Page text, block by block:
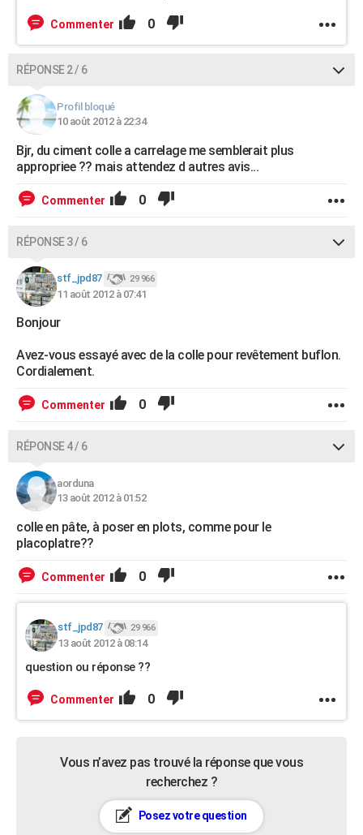
Commenter 0
RÉPONSE 2 / 6
Profil bloqué
10 août 2012 à 22:34
Bjr, du ciment colle a carrelage me semblerait plus
appropriee ?? mais attendez d autres avis...
Commenter 0
RÉPONSE 3 / 6
stf_jpd87 29 966
11 août 2012 à 07:41
Bonjour
Avez-vous essayé avec de la colle pour revêtement buflon.
Cordialement.
Commenter 0
RÉPONSE 4 / 6
aorduna
13 août 2012 à 01:52
colle en pâte, à poser en plots, comme pour le
placoplatre??
Commenter 0
stf_jpd87 29 966
13 août 2012 à 08:14
question ou réponse ??
Commenter 0
Vous n’avez pas trouvé la réponse que vous
recherchez ?
Posez votre question